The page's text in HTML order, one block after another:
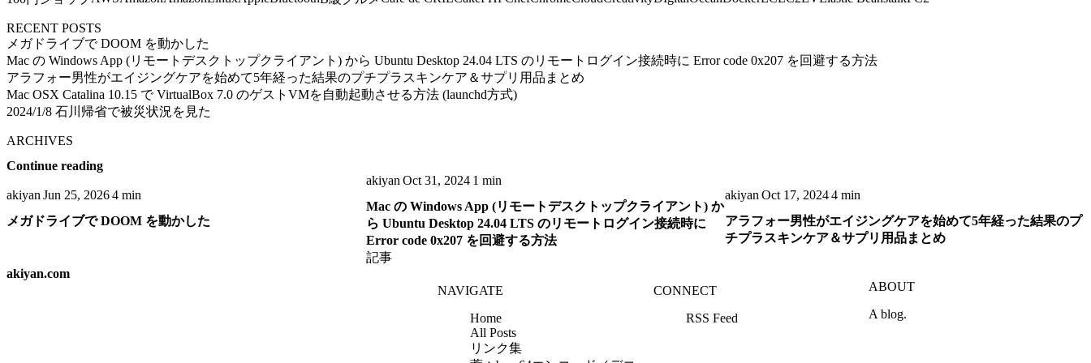
RECENT POSTS
メガドライブで DOOM を動かした
Mac の Windows App (リモートデスクトップクライアント) から Ubuntu Desktop 24.04 LTS のリモートログイン接続時に Error code 0x207 を回避する方法
アラフォー男性がエイジングケアを始めて5年経った結果のプチプラスキンケア＆サプリ用品まとめ
Mac OSX Catalina 10.15 で VirtualBox 7.0 のゲストVMを自動起動させる方法 (launchd方式)
2024/1/8 石川帰省で被災状況を見た
ARCHIVES
Continue reading
akiyan Jun 25, 20264 min
メガドライブで DOOM を動かした
akiyan Oct 31, 2024 1 min
Mac の Windows App (リモートデスクトップクライアント) か
ら Ubuntu Desktop 24.04 LTS のリモートログイン接続時に
Error code 0x207 を回避する方法
記事
akiyan Oct 17, 20244 min
アラフォー男性がエイジングケアを始めて5年経った結果のプ
チプラスキンケア＆サプリ用品まとめ
akiyan.com
NAVIGATE
Home
All Posts
リンク集
CONNECT
RSS Feed
ABOUT
A blog.